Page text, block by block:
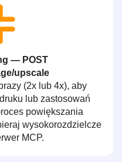
— POST
upscale
(2x lub 4x), aby
lub zastosowań
powiększania
wysokorozdzielcze
MCP.